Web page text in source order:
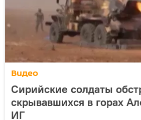
Видео
Сирийские солдаты
скрывавшихся в горах
ИГ